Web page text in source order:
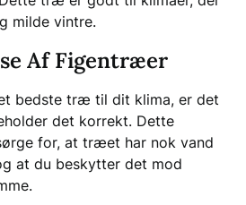
milde vintre.
Af Figentræer
bedste træ til dit klima, er det
det korrekt. Dette
for, at træet har nok vand
at du beskytter det mod